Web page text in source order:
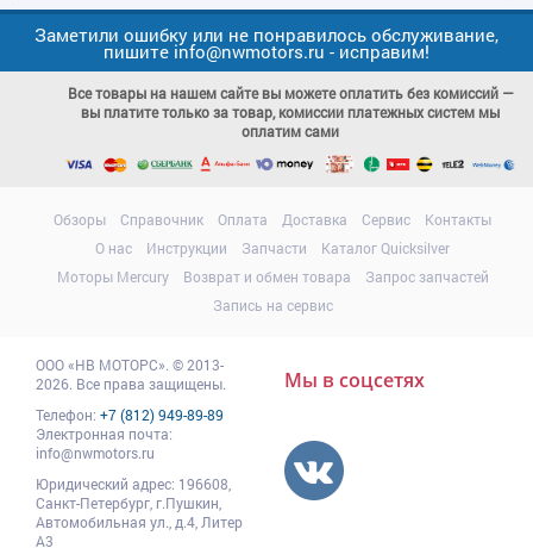
Заметили ошибку или не понравилось обслуживание,
пишите info@nwmotors.ru - исправим!
Все товары на нашем сайте вы можете оплатить без комиссий —
вы платите только за товар, комиссии платежных систем мы
оплатим сами
Обзоры Справочник Оплата Доставка Сервис
Контакты
О нас
Инструкции Запчасти
Каталог Quicksilver
Моторы Mercury
Возврат и обмен товара
Запрос запчастей
Запись на сервис
ООО«НВ МОТОРС» © 2013-
2026. Все права защищены.
Телефон: +7 (812) 949-89-89
Электронная почта:
info@nwmotors.ru
Юридический адрес: 196608
Санкт-Петербург, г.Пушкин
Автомобильная ул., д.4, Литер
А3
Мы в соцсетях